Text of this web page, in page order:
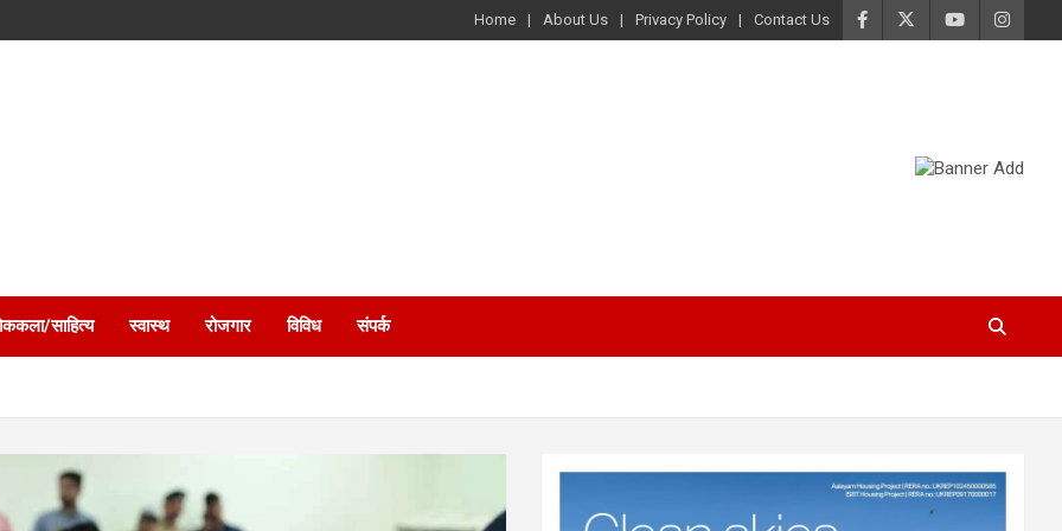
Home About Us Privacy Policy Contact Us
साहित्य स्वास्थ रोजगार विविध संपर्क